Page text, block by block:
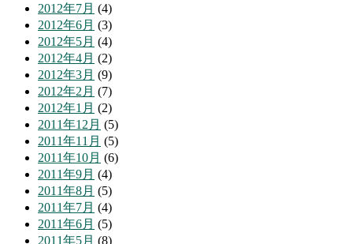
2012年7月 (4)
2012年6月 (3)
2012年5月 (4)
2012年4月 (2)
2012年3月 (9)
2012年2月 (7)
2012年1月 (2)
2011年12月 (5)
2011年11月 (5)
2011年10月 (6)
2011年9月 (4)
2011年8月 (5)
2011年7月 (4)
2011年6月 (5)
2011年5月 (8)